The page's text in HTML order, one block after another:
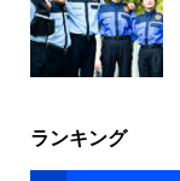
ランキング